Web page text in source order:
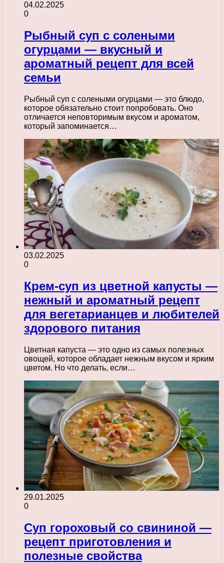
04.02.2025
0
Рыбный суп с солеными
огурцами — вкусный и
ароматный рецепт для всей
семьи
Рыбный суп с солеными огурцами — это блюдо,
которое обязательно стоит попробовать. Оно
отличается неповторимым вкусом и ароматом,
который запоминается…
03.02.2025
0
Крем-суп из цветной капусты —
нежный и ароматный рецепт
для вегетарианцев и любителей
здорового питания
Цветная капуста — это одно из самых полезных
овощей, которое обладает нежным вкусом и ярким
цветом. Но что делать, если…
29.01.2025
0
Суп гороховый со свининой —
рецепт приготовления и
полезные свойства